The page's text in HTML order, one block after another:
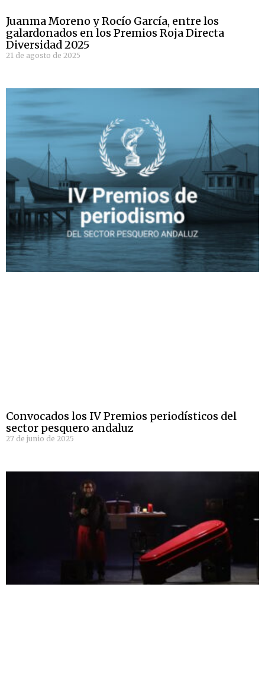
Juanma Moreno y Rocío García, entre los
galardonados en los Premios Roja Directa
Diversidad 2025
21 de agosto de 2025
Convocados los IV Premios periodísticos del
sector pesquero andaluz
27 de junio de 2025